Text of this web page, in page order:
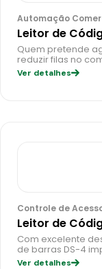
Automação
Leitor de
Quem pretende
reduzir filas no
Ver detalhes
Controle de
Leitor de
Com excelente
de barras DS-4
Ver detalhes